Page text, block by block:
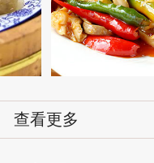
查看更多